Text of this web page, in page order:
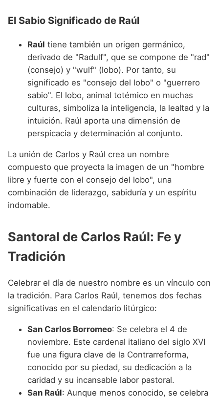
El Sabio Significado de Raúl
Raúl tiene también un origen germánico,
derivado de "Radulf", que se compone de "rad"
(consejo) y "wulf" (lobo). Por tanto, su
significado es "consejo del lobo" o "guerrero
sabio". El lobo, animal totémico en muchas
culturas, simboliza la inteligencia, la lealtad y la
intuición. Raúl aporta una dimensión de
perspicacia y determinación al conjunto.
La unión de Carlos y Raúl crea un nombre
compuesto que proyecta la imagen de un "hombre
libre y fuerte con el consejo del lobo", una
combinación de liderazgo, sabiduría y un espíritu
indomable.
Santoral de Carlos Raúl: Fe y
Tradición
Celebrar el día de nuestro nombre es un vínculo con
la tradición. Para Carlos Raúl, tenemos dos fechas
significativas en el calendario litúrgico:
San Carlos Borromeo: Se celebra el 4 de
noviembre. Este cardenal italiano del siglo XVI
fue una figura clave de la Contrarreforma,
conocido por su piedad, su dedicación a la
caridad y su incansable labor pastoral.
San Raúl: Aunque menos conocido, se celebra